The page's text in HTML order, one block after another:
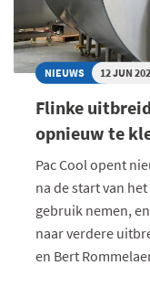
NIEUWS 12 JUN
Flinke
opnieuw te
Pac Cool opent
na de start van
gebruik nemen,
naar verdere
en Bert